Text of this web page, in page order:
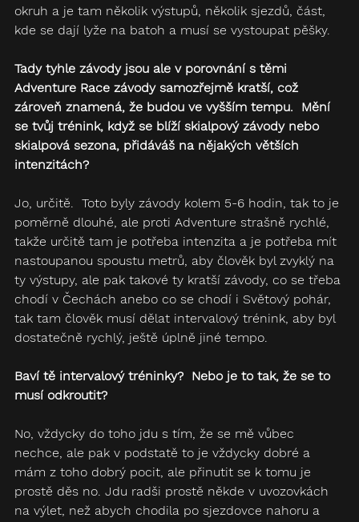
okruh a je tam několik výstupů, několik sjezdů, část,
kde se dají lyže na batoh a musí se vystoupat pěšky.
Tady tyhle závody jsou ale v porovnání s těmi
Adventure Race závody samozřejmě kratší, což
zároveň znamená, že budou ve vyšším tempu.  Mění
se tvůj trénink, když se blíží skialpový závody nebo
skialpová sezona, přidáváš na nějakých větších
intenzitách?
Jo, určitě.  Toto byly závody kolem 5-6 hodin, tak to je
poměrně dlouhé, ale proti Adventure strašně rychlé,
takže určitě tam je potřeba intenzita a je potřeba mít
nastoupanou spoustu metrů, aby člověk byl zvyklý na
ty výstupy, ale pak takové ty kratší závody, co se třeba
chodí v Čechách anebo co se chodí i Světový pohár,
tak tam člověk musí dělat intervalový trénink, aby byl
dostatečně rychlý, ještě úplně jiné tempo.
Baví tě intervalový tréninky?  Nebo je to tak, že se to
musí odkroutit?
No, vždycky do toho jdu s tím, že se mě vůbec
nechce, ale pak v podstatě to je vždycky dobré a
mám z toho dobrý pocit, ale přinutit se k tomu je
prostě děs no. Jdu radši prostě někde v uvozovkách
na výlet, než abych chodila po sjezdovce nahoru a